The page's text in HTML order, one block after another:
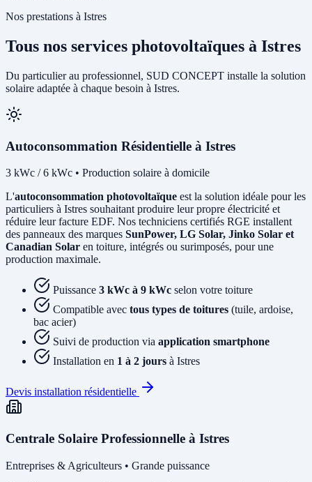
Nos prestations à Istres
Tous nos services photovoltaïques à Istres
Du particulier au professionnel, SUD CONCEPT installe la solution
solaire adaptée à chaque besoin à Istres.
Autoconsommation Résidentielle à Istres
3 kWc / 6 kWc • Production solaire à domicile
L'autoconsommation photovoltaïque est la solution idéale pour les
particuliers à Istres souhaitant produire leur propre électricité et
réduire leur facture EDF. Nos techniciens certifiés RGE installent
des panneaux des marques SunPower, LG Solar, Jinko Solar et
Canadian Solar en toiture, intégrés ou surimposés, pour une
production maximale.
Puissance 3 kWc à 9 kWc selon votre toiture
Compatible avec tous types de toitures (tuile, ardoise,
bac acier)
Suivi de production via application smartphone
Installation en 1 à 2 jours à Istres
Devis installation résidentielle
Centrale Solaire Professionnelle à Istres
Entreprises & Agriculteurs • Grande puissance